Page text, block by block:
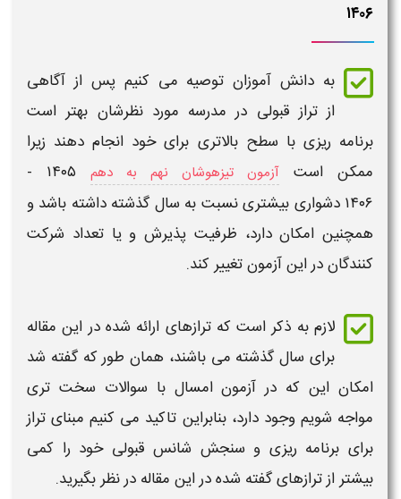
۱۴۰۶
به دانش آموزان توصیه می کنیم پس از آگاهی
ازتراز قبولی در مدرسه مورد نظرشان بهتر است
برنامه ریزی با سطح بالاتری برای خود انجام دهند زیرا
ممکن است
آزمون تیزهوشان نهم به دهم
​​۱۴۰۵ -
۱۴۰۶ دشواری بیشتری نسبت به سال گذشته داشته باشد و
همچنین امکان دارد، ظرفیت پذیرش و یا تعداد شرکت
کنندگان در این آزمون تغییر کند.
لازم به ذکر است کهترازهای ارائه شده در این مقاله
برای سال گذشته می باشند، همان طور که گفته شد
امکان این که در آزمون امسال با سوالات سخت تری
مواجه شویم وجود دارد، بنابراین تاکید می کنیم مبنایتراز
برای برنامه ریزی و سنجش شانس قبولیخود را کمی
بیشتر ازترازهایگفته شده در این مقاله در نظر بگیرید.